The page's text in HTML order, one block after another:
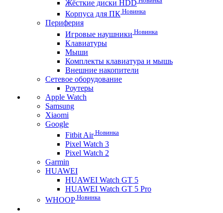
Жёсткие диски HDD
Корпуса для ПК Новинка
Периферия
Игровые наушники Новинка
Клавиатуры
Мыши
Комплекты клавиатура и мышь
Внешние накопители
Сетевое оборудование
Роутеры
Apple Watch
Samsung
Xiaomi
Google
Fitbit AirНовинка
Pixel Watch 3
Pixel Watch 2
Garmin
HUAWEI
HUAWEI Watch GT 5
HUAWEI Watch GT 5 Pro
WHOOP Новинка